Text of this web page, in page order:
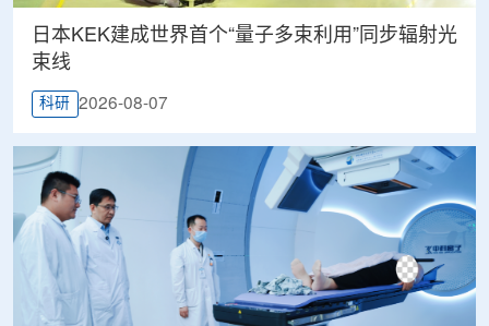
日本KEK建成世界首个“量子多束利用”同步辐射光
束线
科研 2026-08-07